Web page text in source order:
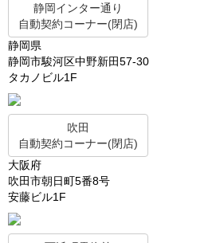
静岡インター通り
自動契約コーナー(閉店)
静岡県
静岡市駿河区中野新田57-30
タカノビル1F
吹田
自動契約コーナー(閉店)
大阪府
吹田市朝日町5番8号
安藤ビル1F